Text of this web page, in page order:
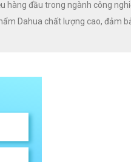
đầu trong ngành công
Dahua chất lượng cao, đảm